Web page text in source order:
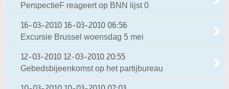
PerspectieF reageert op BNN lijst 0
16-03-2010 16-03-2010 06:56
Excursie Brussel woensdag 5 mei
12-03-2010 12-03-2010 20:55
Gebedsbijeenkomst op het partijbureau